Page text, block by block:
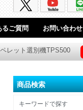
るご質問 お問い合わせ
レット選別機TPS500
商品検索